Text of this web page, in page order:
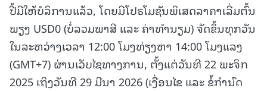
ປີ້ມີໃຫ້ບໍລິການແລ້ວ, ໂດຍມີໂປຣໂມຊັນພິເສດລາຄາເລີ່ມຕົ້ນ
ພຽງ USD0 (ບໍ່ລວມພາສີ ແລະ ຄ່າທໍານຽມ) ຈັດຂຶ້ນທຸກວັນ
ໃນລະຫວ່າງເວລາ 12:00 ໂມງທ່ຽງຫາ 14:00 ໂມງແລງ
(GMT+7) ຜ່ານເວັບໄຊທາງການ, ຕັ້ງແຕ່ວັນທີ 22 ພະຈິກ
2025 ເຖິງວັນທີ 29 ມີນາ 2026 (ເງື່ອນໄຂ ແລະ ຂໍ້ກໍານົດ